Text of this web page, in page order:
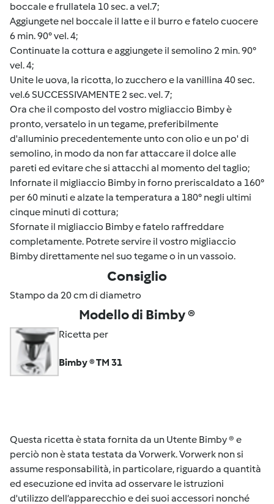
boccale e frullatela 10 sec. a vel.7;
Aggiungete nel boccale il latte e il burro e fatelo cuocere
6 min. 90° vel. 4;
Continuate la cottura e aggiungete il semolino 2 min. 90°
vel. 4;
Unite le uova, la ricotta, lo zucchero e la vanillina 40 sec.
vel.6 SUCCESSIVAMENTE 2 sec. vel. 7;
Ora che il composto del vostro migliaccio Bimby è
pronto, versatelo in un tegame, preferibilmente
d'alluminio precedentemente unto con olio e un po' di
semolino, in modo da non far attaccare il dolce alle
pareti ed evitare che si attacchi al momento del taglio;
Infornate il migliaccio Bimby in forno preriscaldato a 160°
per 60 minuti e alzate la temperatura a 180° negli ultimi
cinque minuti di cottura;
Sfornate il migliaccio Bimby e fatelo raffreddare
completamente. Potrete servire il vostro migliaccio
Bimby direttamente nel suo tegame o in un vassoio.
Consiglio
Stampo da 20 cm di diametro
Modello di Bimby ®
Ricetta per
Bimby ® TM 31
Questa ricetta è stata fornita da un Utente Bimby ® e
perciò non è stata testata da Vorwerk. Vorwerk non si
assume responsabilità, in particolare, riguardo a quantità
ed esecuzione ed invita ad osservare le istruzioni
d'utilizzo dell’apparecchio e dei suoi accessori nonché